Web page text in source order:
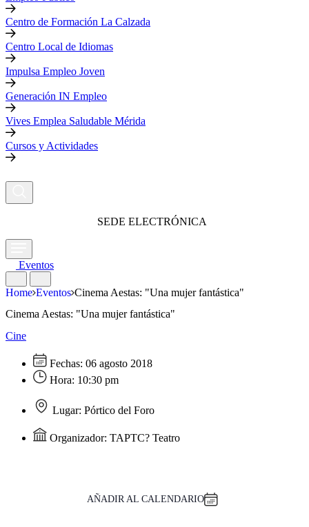
Centro de Formación La Calzada
Centro Local de Idiomas
Impulsa Empleo Joven
Generación IN Empleo
Vives Emplea Saludable Mérida
Cursos y Actividades
SEDE ELECTRÓNICA
Eventos
Home Eventos Cinema Aestas: "Una mujer fantástica"
Cinema Aestas: "Una mujer fantástica"
Cine
Fechas: 06 agosto 2018
Hora: 10:30 pm
Lugar: Pórtico del Foro
Organizador: TAPTC? Teatro
AÑADIR AL CALENDARIO